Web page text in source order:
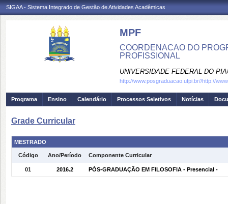
SIGAA - Sistema Integrado de Gestão de Atividades Acadêmicas
MPF
COORDENACAO DO
PROFISSIONAL
UNIVERSIDADE FEDERAL DO
http://www.posgraduacao.ufpi.br//http://
Programa Ensino Calendário Processos Seletivos Notícias
Grade Curricular
MESTRADO
Código Ano/Período Componente Curricular
01 2016.2 PÓS-GRADUAÇÃO EM FILOSOFIA - Presencial -